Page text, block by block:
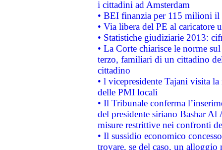
i cittadini ad Amsterdam
• BEI finanzia per 115 milioni
• Via libera del PE al caricatore
• Statistiche giudiziarie 2013:
• La Corte chiarisce le norme
terzo, familiari di un cittadino
cittadino
• l vicepresidente Tajani visita
delle PMI locali
• Il Tribunale conferma
del presidente siriano Bashar Al
misure restrittive nei confronti
• Il sussidio economico
trovare, se del caso, un